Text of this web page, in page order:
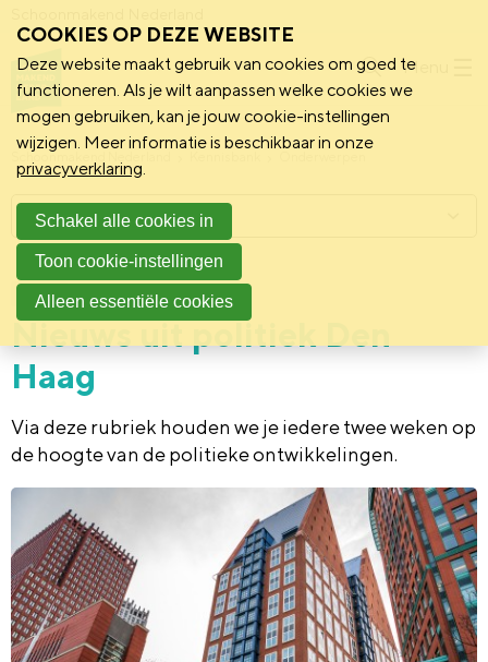
Menu
Schoonmakend Nederland
Politiek 10 april 2025
Nieuws uit politiek Den
Haag
Via deze rubriek houden we je iedere twee weken op
de hoogte van de politieke ontwikkelingen.
Menu
COOKIES OP DEZE WEBSITE
Deze website maakt gebruik van cookies om goed te
functioneren. Als je wilt aanpassen welke cookies we
mogen gebruiken, kan je jouw cookie-instellingen
wijzigen. Meer informatie is beschikbaar in onze
privacyverklaring.
Schakel alle cookies in
Toon cookie-instellingen
Alleen essentiële cookies